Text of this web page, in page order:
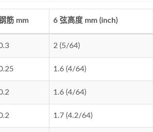
筋 mm 6 弦高度 mm (inch)
2 (5/64)
1.6 (4/64)
1.6 (4/64)
1.7 (4.2/64)